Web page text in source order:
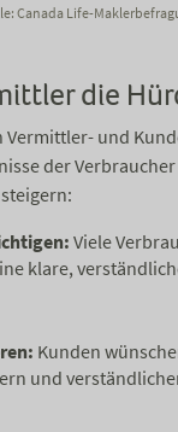
Canada Life-
die
Vermittler- und
der
Viele
klare,
Kunden
und